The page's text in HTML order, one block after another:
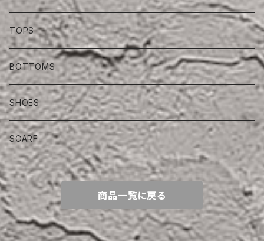
TOPS
BOTTOMS
SHOES
SCARF
商品一覧に戻る